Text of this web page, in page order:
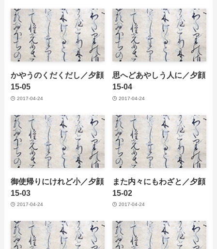
かやうのくだくだし／夕顔
15-05
2017-04-24
思へどあやしう人に／夕顔
15-04
2017-04-24
御使帰りにけれど小／夕顔
15-03
2017-04-24
また内々にもわざと／夕顔
15-02
2017-04-24